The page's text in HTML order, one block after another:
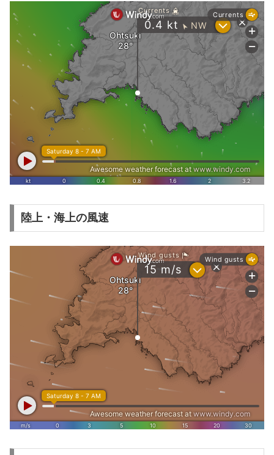
陸上・海上の風速